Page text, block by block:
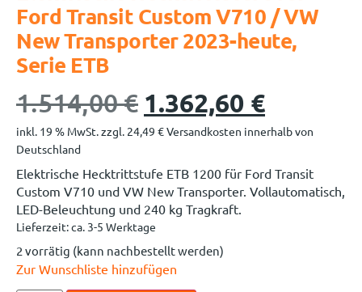
Ford Transit Custom V710 / VW
New Transporter 2023-heute,
Serie ETB
1.514,00€ 1.362,60 €
inkl. 19 % MwSt.zzgl. 24,49 €Versandkosten innerhalb von
Deutschland
Elektrische Hecktrittstufe ETB 1200 für Ford Transit
Custom V710 und VW New Transporter. Vollautomatisch,
LED-Beleuchtung und 240 kg Tragkraft.
Lieferzeit:ca. 3-5 Werktage
2 vorrätig (kann nachbestellt werden)
Zur Wunschliste hinzufügen